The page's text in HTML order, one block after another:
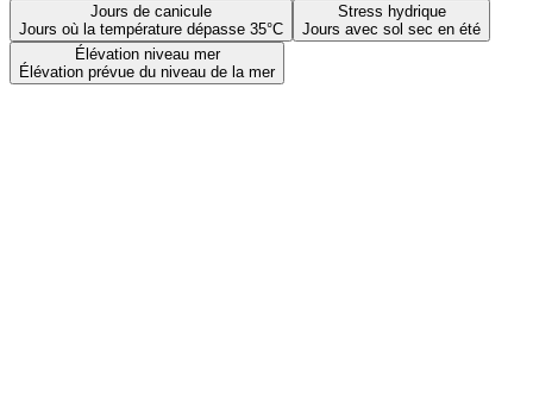
Jours de canicule
Jours où la température dépasse 35°C
Stress hydrique
Jours avec sol sec en été
Élévation niveau mer
Élévation prévue du niveau de la mer